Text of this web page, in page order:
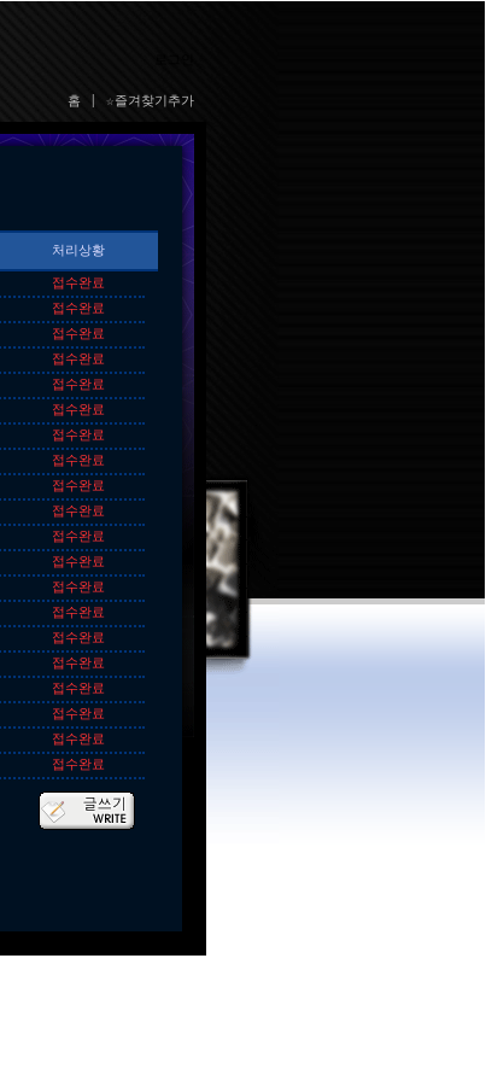
처리상황
접수완료
접수완료
접수완료
접수완료
접수완료
접수완료
접수완료
접수완료
접수완료
접수완료
접수완료
접수완료
접수완료
접수완료
접수완료
접수완료
접수완료
접수완료
접수완료
접수완료
홈 ☆즐겨찾기추가